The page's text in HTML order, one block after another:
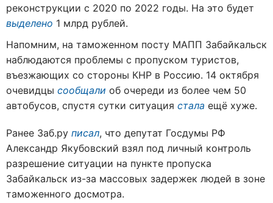
реконструкции с 2020 по 2022 годы. На это будет
выделено 1 млрд рублей.
Напомним, на таможенном посту МАПП Забайкальск
наблюдаются проблемы с пропуском туристов,
въезжающих со стороны КНР в Россию. 14 октября
очевидцы сообщали об очереди из более чем 50
автобусов, спустя сутки ситуация стала ещё хуже.
Ранее Заб.ру писал, что депутат Госдумы РФ
Александр Якубовский взял под личный контроль
разрешение ситуации на пункте пропуска
Забайкальск из-за массовых задержек людей в зоне
таможенного досмотра.